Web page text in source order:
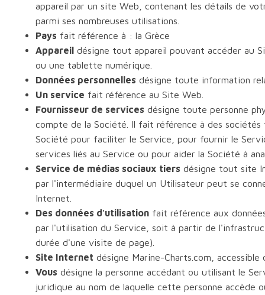
appareil par un site Web, contenant les détails de
parmi ses nombreuses utilisations.
Pays fait référence à : la Grèce
Appareil désigne tout appareil pouvant accéder au
ou une tablette numérique.
Données personnelles désigne toute information
Un service fait référence au Site Web.
Fournisseur de services désigne toute personne
compte de la Société. Il fait référence à des sociétés
Société pour faciliter le Service, pour fournir le
services liés au Service ou pour aider la Société à
Service de médias sociaux tiers désigne tout site
par l'intermédiaire duquel un Utilisateur peut se
Internet.
Des données d'utilisation fait référence aux
par l'utilisation du Service, soit à partir de
durée d'une visite de page).
Site Internet désigne Marine-Charts.com,
Vous désigne la personne accédant ou utilisant le
juridique au nom de laquelle cette personne accède